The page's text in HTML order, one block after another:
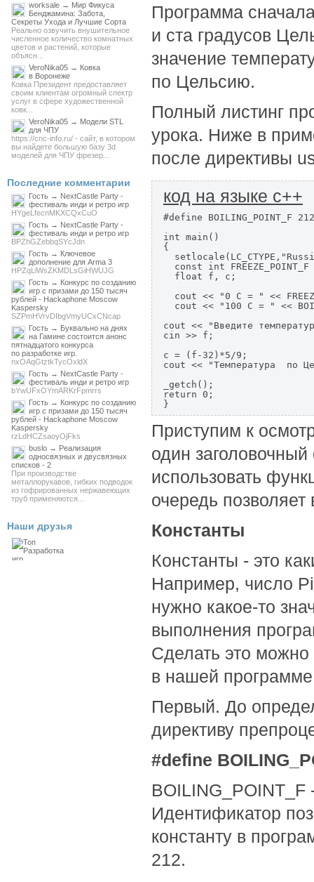
Программа
и ста градусов
значение
по Цельсию.
Полный листинг
урока. Ниже в
после директивы
код на языке c++
#define BOILING_POINT_F 212
int main()
{
const int FREEZE_POINT_F
  float f, c;
cout << "0 C = " <<
cout << "100 C = " <<
cout << "Введите
cin >> f;
c = (f-32)*5/9;
cout << "Температура  по
_getch();
return 0;
}
Приступим к
один
использовать
очередь позволяет
Константы
Константы - это
Например, число
нужно какое-то
выполнения
Сделать это
в нашей
Первый. До
директиву
#define
BOILING_POINT_F
Идентификатор
константу в
212.
worksale → Мир Фикуса
Бенджамина: Забота,
Секреты Ухода и Лучшие Сорта
Реально озвучить внушительное
численное количество комнатных
цветов и растений, которые
объясн...
VeroNika05 → Ковка
в Воронеже
Ковка Президент предоставляет
своим клиентам огромный спектр
услуг в сфере художественной
ковк...
VeroNika05 → Модели STL
для ЧПУ
https://cnc-info.ru/ - сайт, в котором
вы найдете большую базу 3d
моделей для ЧПУ фрезер...
Последние комментарии
Гость → NextCastle Party -
фестиваль инди и ретро игр
HYgeLfecnMKXCQxCuO
Гость → NextCastle Party -
фестиваль инди и ретро игр
BPZhGZebbqSYcJdn
Гость → Ключевое
дополнение для Arma 3
HPZqLlWsZKMDLsGiHWUJG
Гость → Конкурс по созданию
игр с призами до 150 тысяч
рублей - Hackaphone Moscow
Kaspersky
SZPmHVrvDIbgVmyUCxCNcap
Гость → Буквально на днях
на Гамине состоится анонс
пятнадцатого конкурса
по разработке игр.
nxOAqGtztkTycOxldX
Гость → NextCastle Party -
фестиваль инди и ретро игр
bYwUFxOYmARKrFpmrrs
Гость → Конкурс по созданию
игр с призами до 150 тысяч
рублей - Hackaphone Moscow
Kaspersky
rzLdHCZsaoyOjFks
buslo → Реализация
односвязных и двусвязных
списков - 2
При производстве
металлорукавов, гибких подводок
из гофрированных нержавеющих
труб применяются...
Наши друзья